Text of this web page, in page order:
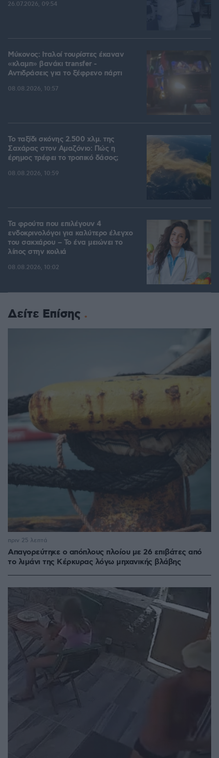
26.07.2026, 09:54
Μύκονος: Ιταλοί τουρίστες έκαναν
«κλαμπ» βανάκι transfer -
Αντιδράσεις για το ξέφρενο πάρτι
08.08.2026, 10:57
Το ταξίδι σκόνης 2.500 χλμ. της
Σαχάρας στον Αμαζόνιο: Πώς η
έρημος τρέφει το τροπικό δάσος;
08.08.2026, 10:59
Τα φρούτα που επιλέγουν 4
ενδοκρινολόγοι για καλύτερο έλεγχο
του σακχάρου – Το ένα μειώνει το
λίπος στην κοιλιά
08.08.2026, 10:02
Δείτε Επίσης
Απαγορεύτηκε ο απόπλους πλοίου με 26 επιβάτες από
το λιμάνι της Κέρκυρας λόγω μηχανικής βλάβης
πριν 25 λεπτά